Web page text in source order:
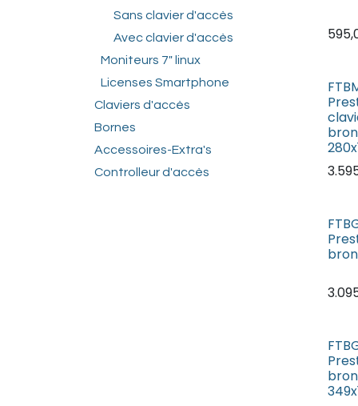
Sans clavier d'accès
Avec clavier d'accès
Moniteurs 7" linux
Licenses Smartphone
Claviers d'accès
Bornes
Accessoires-Extra's
Controlleur d'accès